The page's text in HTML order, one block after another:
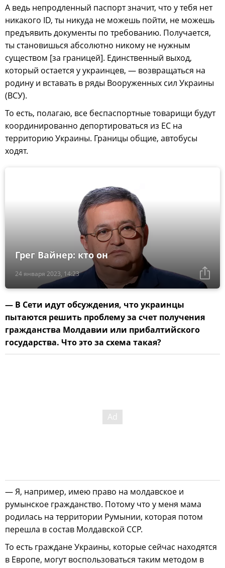
А ведь непродленный паспорт значит, что у тебя нет
никакого ID, ты никуда не можешь пойти, не можешь
предъявить документы по требованию. Получается,
ты становишься абсолютно никому не нужным
существом [за границей]. Единственный выход,
который остается у украинцев, — возвращаться на
родину и вставать в ряды Вооруженных сил Украины
(ВСУ).
То есть, полагаю, все беспаспортные товарищи будут
координированно депортироваться из ЕС на
территорию Украины. Границы общие, автобусы
ходят.
24 января 2023, 14:23
Грег Вайнер: кто он
— В Сети идут обсуждения, что украинцы
пытаются решить проблему за счет получения
гражданства Молдавии или прибалтийского
государства. Что это за схема такая?
— Я, например, имею право на молдавское и
румынское гражданство. Потому что у меня мама
родилась на территории Румынии, которая потом
перешла в состав Молдавской ССР.
То есть граждане Украины, которые сейчас находятся
в Европе, могут воспользоваться таким методом в